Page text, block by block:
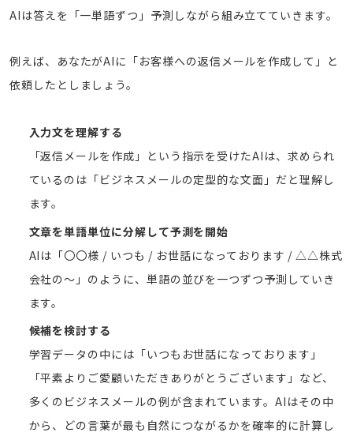
AIは答えを「一単語ずつ」予測しながら組み立てていきます。
例えば、あなたがAIに「お客様への返信メールを作成して」と
依頼したとしましょう。
入力文を理解する
「返信メールを作成」という指示を受けたAIは、求められ
ているのは「ビジネスメールの定型的な文面」だと理解し
ます。
文章を単語単位に分解して予測を開始
AIは「〇〇様 / いつも / お世話になっております / △△株式
会社の〜」のように、単語の並びを一つずつ予測していき
ます。
候補を検討する
学習データの中には「いつもお世話になっております」
「平素よりご愛顧いただきありがとうございます」など、
多くのビジネスメールの例が含まれています。AIはその中
から、どの言葉が最も自然につながるかを確率的に計算し